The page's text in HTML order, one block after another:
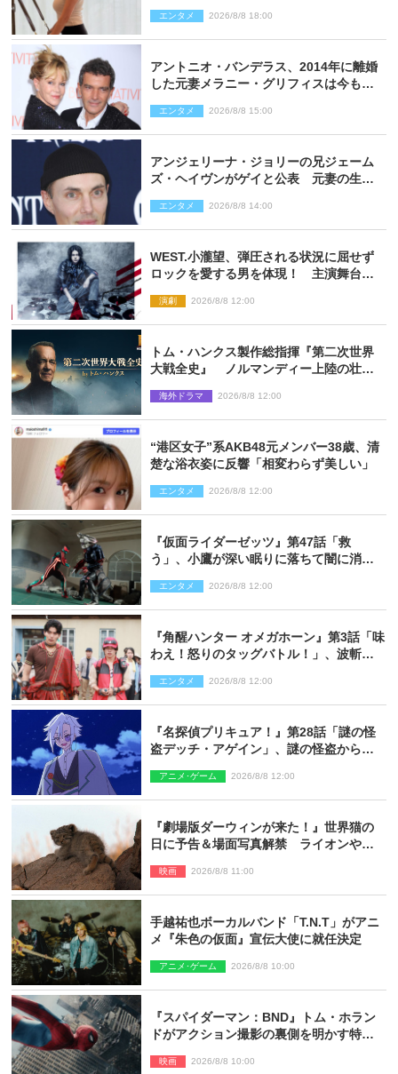
エンタメ 2026/8/8 18:00
アントニオ・バンデラス、2014年に離婚
した元妻メラニー・グリフィスは今も
エンタメ 2026/8/8 15:00
アンジェリーナ・ジョリーの兄ジェーム
ズ・ヘイヴンがゲイと公表 元妻の生配
エンタメ 2026/8/8 14:00
WEST.小瀧望、弾圧される状況に屈せず
ロックを愛する男を体現！ 主演舞台
演劇 2026/8/8 12:00
トム・ハンクス製作総指揮『第二次世界
大戦全史』 ノルマンディー上陸の壮絶
海外ドラマ 2026/8/8 12:00
“港区女子”系AKB48元メンバー38歳、清
楚な浴衣姿に反響「相変わらず美しい」
エンタメ 2026/8/8 12:00
『仮面ライダーゼッツ』第47話「救
う」、小鷹が深い眠りに落ちて闇に消え
エンタメ 2026/8/8 12:00
『角醒ハンター オメガホーン』第3話「味
わえ！怒りのタッグバトル！」、波斬の
エンタメ 2026/8/8 12:00
『名探偵プリキュア！』第28話「謎の怪
盗デッチ・アゲイン」、謎の怪盗から不
アニメ･ゲーム 2026/8/8 12:00
『劇場版ダーウィンが来た！』世界猫の
日に予告＆場面写真解禁 ライオンやマ
映画 2026/8/8 11:00
手越祐也ボーカルバンド「T.N.T」がアニ
メ『朱色の仮面』宣伝大使に就任決定
アニメ･ゲーム 2026/8/8 10:00
『スパイダーマン：BND』トム・ホラン
ドがアクション撮影の裏側を明かす特別
映画 2026/8/8 10:00